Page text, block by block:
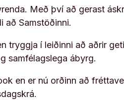
Með því að gerast
að Samstöðinni.
tryggja í leiðinni að aðrir
samfélagslega ábyrg.
en er nú orðinn að